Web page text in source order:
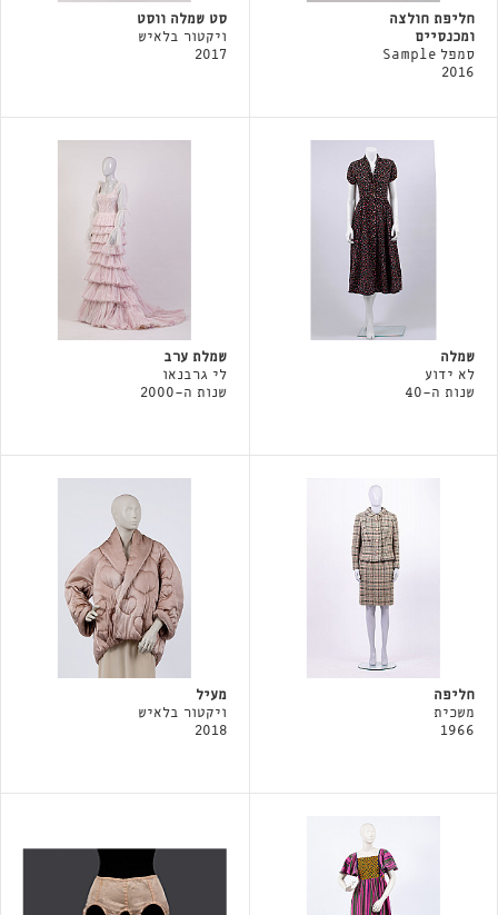
חליפת חולצה
ומכנסיים
סמפל Sample
2016
סט שמלה ווסט
ויקטור בלאיש
2017
שמלה
לא ידוע
שנות ה-40
שמלת ערב
לי גרבנאו
שנות ה-2000
חליפה
משכית
1966
מעיל
ויקטור בלאיש
2018